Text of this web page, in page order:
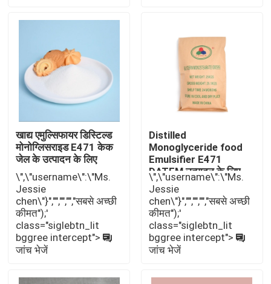
वीआर शो
हमारे बारे में
कारखाना भ्रमण
गुणवत्ता नियंत्रण
संपर्क करें
खाद्य एमुल्सिफायर डिस्टिल्ड
मोनोग्लिसराइड E471 केक
जेल के उत्पादन के लिए
\",\"username\":\"Ms.
Jessie
chen\"}","","","","सबसे अच्छी
कीमत");'
class="siglebtn_lit
bggree intercept">
जांच भेजें
Distilled
Monoglyceride food
Emulsifier E471
DATEM उत्पादन के लिए
DMG जीएमएस
\",\"username\":\"Ms.
Jessie
chen\"}","","","","सबसे अच्छी
कीमत");'
class="siglebtn_lit
bggree intercept">
जांच भेजें